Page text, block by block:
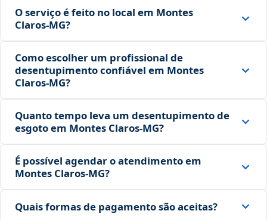
O serviço é feito no local em Montes
Claros‑MG?
Como escolher um profissional de
desentupimento confiável em Montes
Claros‑MG?
Quanto tempo leva um desentupimento de
esgoto em Montes Claros‑MG?
É possível agendar o atendimento em
Montes Claros‑MG?
Quais formas de pagamento são aceitas?